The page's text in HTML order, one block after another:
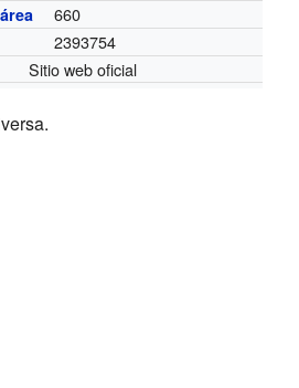
660
2393754
Sitio web oficial